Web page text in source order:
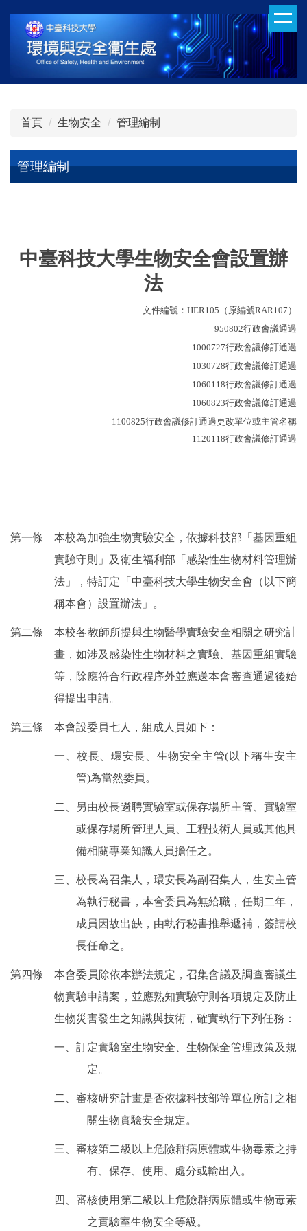
首頁
生物安全 管理編制
管理編制
中臺科技大學生物安全會設置辦
法
文件編號： HER105 （原編號RAR107 ）
950802行政會議通過
1000727行政會議修訂通過
1030728行政會議修訂通過
1060118行政會議修訂通過
1060823行政會議修訂通過
1100825行政會議修訂通過更改單位或主管名稱
1120118行政會議修訂通過
第一條 本校為加強生物實驗安全，依據科技部「基因重組
實驗守則」及衛生福利部「感染性生物材料管理辦
法」，特訂定「中臺科技大學生物安全會（以下簡
稱本會）設置辦法」。
第二條 本校各教師所提與生物醫學實驗安全相關之研究計
畫，如涉及感染性生物材料之實驗、基因重組實驗
等，除應符合行政程序外並應送本會審查通過後始
得提出申請。
第三條 本會設委員七人，組成人員如下：
一、校長、環安長、生物安全主管( 以下稱生安主
管)為當然委員。
二、另由校長遴聘實驗室或保存場所主管、實驗室
或保存場所管理人員、工程技術人員或其他具
備相關專業知識人員擔任之。
三、校長為召集人，環安長為副召集人，生安主管
為執行秘書，本會委員為無給職，任期二年，
成員因故出缺，由執行秘書推舉遞補，簽請校
長任命之。
第四條 本會委員除依本辦法規定，召集會議及調查審議生
物實驗申請案，並應熟知實驗守則各項規定及防止
生物災害發生之知識與技術，確實執行下列任務：
一、訂定實驗室生物安全、生物保全管理政策及規
定。
二、審核研究計畫是否依據科技部等單位所訂之相
關生物實驗安全規定。
三、審核第二級以上危險群病原體或生物毒素之持
有、保存、使用、處分或輸出入。
四、審核使用第二級以上危險群病原體或生物毒素
之實驗室生物安全等級。